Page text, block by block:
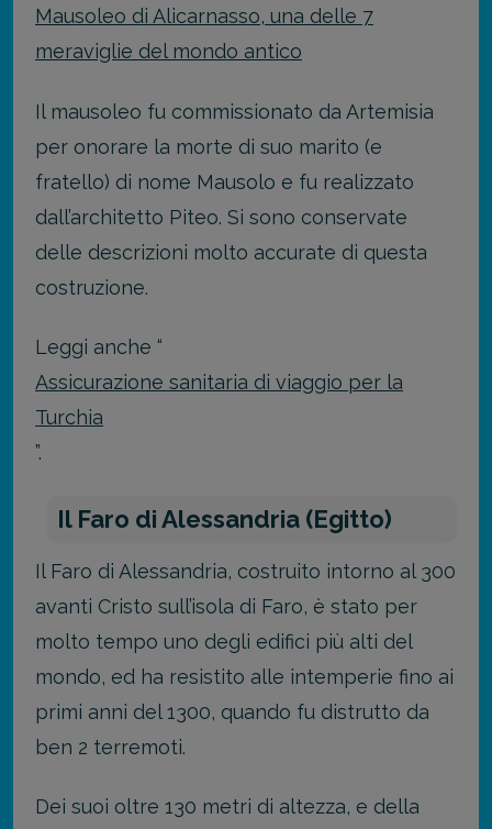
Mausoleo di Alicarnasso, una delle 7
meraviglie del mondo antico
Il mausoleo fu commissionato da Artemisia
per onorare la morte di suo marito (e
fratello) di nome Mausolo e fu realizzato
dall’architetto Piteo. Si sono conservate
delle descrizioni molto accurate di questa
costruzione.
Leggi anche “
Assicurazione sanitaria di viaggio per la
Turchia
”.
Il Faro di Alessandria (Egitto)
Il Faro di Alessandria, costruito intorno al 300
avanti Cristo sull’isola di Faro, è stato per
molto tempo uno degli edifici più alti del
mondo, ed ha resistito alle intemperie fino ai
primi anni del 1300, quando fu distrutto da
ben 2 terremoti.
Dei suoi oltre 130 metri di altezza, e della